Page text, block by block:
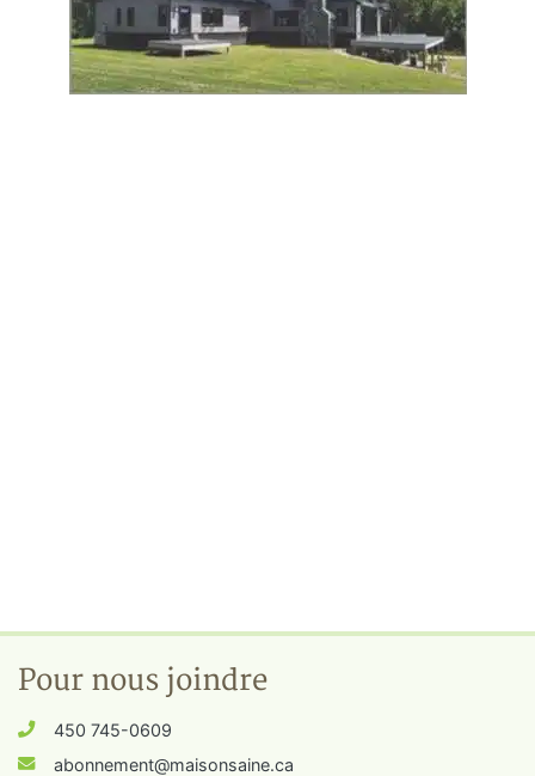
Pour nous joindre
450 745-0609
abonnement@maisonsaine.ca